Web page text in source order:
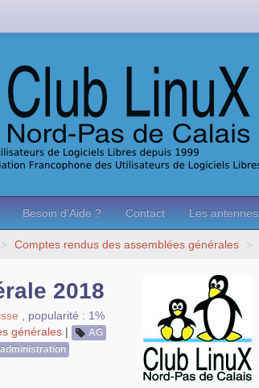
Besoin d’Aide ? Contact Les antennes
> Comptes rendus des assemblées générales >
2018
popularité : 1%
générales |
AG